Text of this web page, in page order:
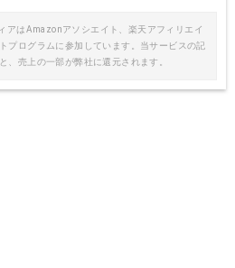
アはAmazonアソシエイト、楽天アフィリエイ
プログラムに参加しています。当サービスの記
、売上の一部が弊社に還元されます。